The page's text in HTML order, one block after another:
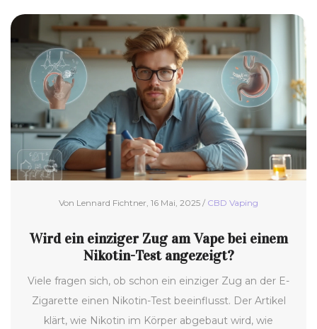
Von Lennard Fichtner, 16 Mai, 2025 / CBD Vaping
Wird ein einziger Zug am Vape bei einem
Nikotin-Test angezeigt?
Viele fragen sich, ob schon ein einziger Zug an der E-
Zigarette einen Nikotin-Test beeinflusst. Der Artikel
klärt, wie Nikotin im Körper abgebaut wird, wie